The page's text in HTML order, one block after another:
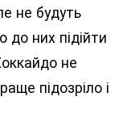
не будуть
них підійти
не
підозріло і